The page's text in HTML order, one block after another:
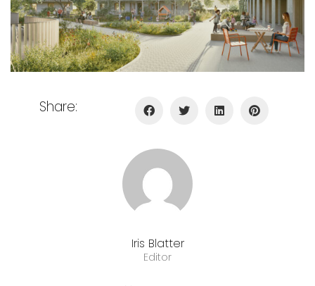
Share:
Iris Blatter
Editor